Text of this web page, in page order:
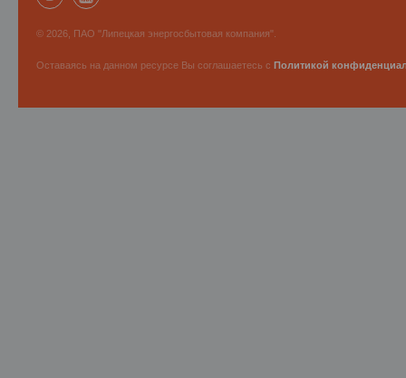
© 2026, ПАО "Липецкая энергосбытовая компания".
Оставаясь на данном ресурсе Вы соглашаетесь с Политикой